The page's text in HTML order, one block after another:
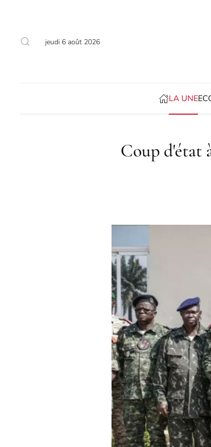
jeudi 6 août 2026
LA UNE
Coup d'état